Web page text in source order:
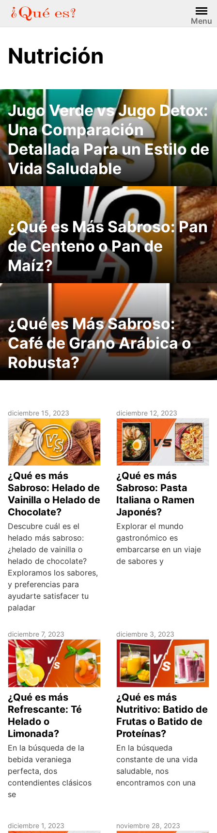
Saltar
contenido
Menu
Nutrición
Jugo Verde vs Jugo Detox:
Una Comparación
Detallada Para un Estilo de
Vida Saludable
¿Qué es Más Sabroso: Pan
de Centeno o Pan de
Maíz?
¿Qué es Más Sabroso:
Café de Grano Arábica o
Robusta?
diciembre 15, 2023
¿Qué es más
Sabroso: Helado de
Vainilla o Helado de
Chocolate?
Descubre cuál es el
helado más sabroso:
¿helado de vainilla o
helado de chocolate?
Exploramos los sabores,
y preferencias para
ayudarte satisfacer tu
paladar
diciembre 12, 2023
¿Qué es más
Sabroso: Pasta
Italiana o Ramen
Japonés?
Explorar el mundo
gastronómico es
embarcarse en un viaje
de sabores y
diciembre 7, 2023
¿Qué es más
Refrescante: Té
Helado o
Limonada?
En la búsqueda de la
bebida veraniega
perfecta, dos
contendientes clásicos
se
diciembre 3, 2023
¿Qué es más
Nutritivo: Batido de
Frutas o Batido de
Proteínas?
En la búsqueda
constante de una vida
saludable, nos
encontramos con una
diciembre 1, 2023 noviembre 28, 2023